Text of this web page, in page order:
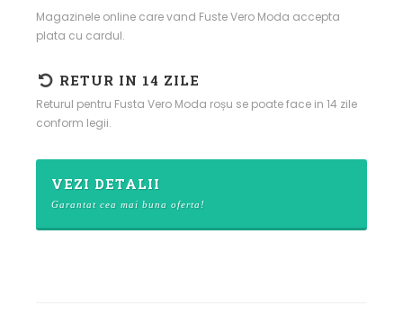
Magazinele online care vand Fuste Vero Moda accepta
plata cu cardul.
RETUR IN 14 ZILE
Returul pentru Fusta Vero Moda roșu se poate face in 14 zile
conform legii.
VEZI DETALII
Garantat cea mai buna oferta!